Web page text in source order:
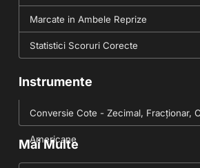
Marcate in Ambele Reprize
Statistici Scoruri Corecte
Instrumente
Conversie Cote - Zecimal, Fracționar,
Americane
Mai Multe